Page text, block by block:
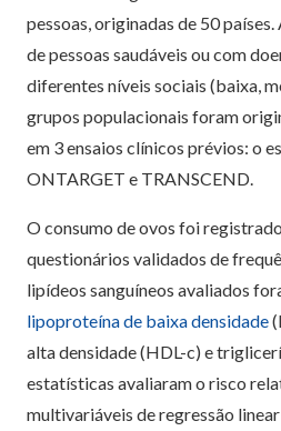
pessoas, originadas de 50
de pessoas saudáveis ou com
diferentes níveis sociais (baixa,
grupos populacionais foram
em 3 ensaios clínicos prévios: o
ONTARGET e TRANSCEND.
O consumo de ovos foi
questionários validados de
lipídeos sanguíneos avaliados
lipoproteína de baixa densidade
alta densidade (HDL-c) e
estatísticas avaliaram o risco
multivariáveis de regressão